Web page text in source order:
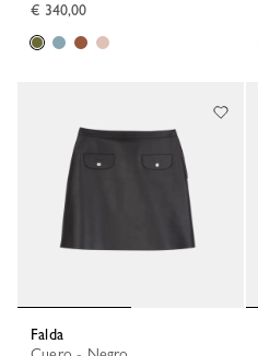
€ 340,00
Falda